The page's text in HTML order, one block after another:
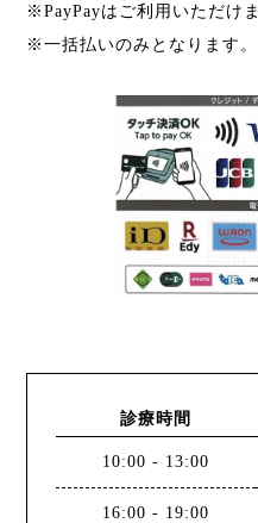
※PayPayはご利用いただけ
※一括払いのみとなります。
診療時間
10:00 - 13:00
16:00 - 19:00